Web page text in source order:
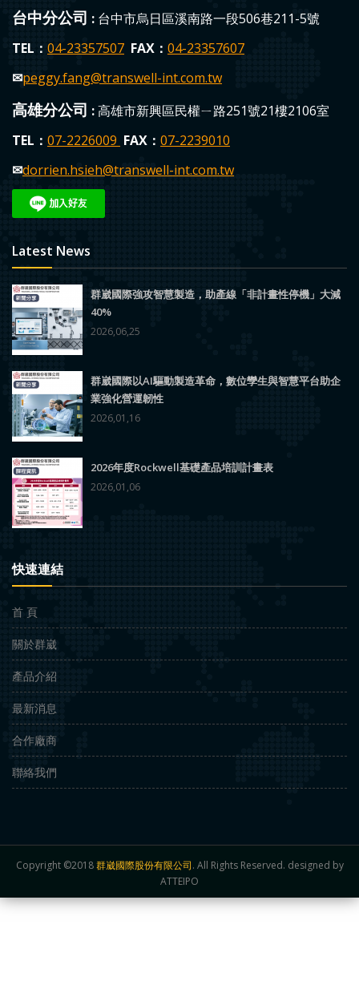
台中分公司 : 台中市烏日區溪南路一段506巷211-5號
TEL： 04-23357507 FAX： 04-23357607
✉peggy.fang@transwell-int.com.tw
高雄分公司 :高雄市新興區民權ㄧ路251號21樓2106室
TEL： 07-2226009 FAX： 07-2239010
✉dorrien.hsieh@transwell-int.com.tw
Latest News
群崴國際強攻智慧製造，助產線「非計畫性停機」大減
40%
2026,06,25
群崴國際以AI驅動製造革命，數位孿生與智慧平台助企
業強化營運韌性
2026,01,16
2026年度Rockwell基礎產品培訓計畫表
2026,01,06
快速連結
首 頁
關於群崴
產品介紹
最新消息
合作廠商
聯絡我們
Copyright ©2018群崴國際股份有限公司. All Rights Reserved. designed by
ATTEIPO